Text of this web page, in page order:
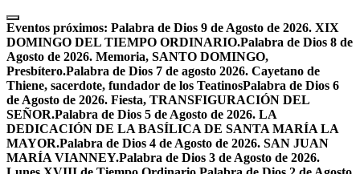
Skip
to
content
Eventos próximos: Palabra de Dios 9 de Agosto de 2026. XIX
DOMINGO DEL TIEMPO ORDINARIO.Palabra de Dios 8 de
Agosto de 2026. Memoria, SANTO DOMINGO,
Presbítero.Palabra de Dios 7 de agosto 2026. Cayetano de
Thiene, sacerdote, fundador de los TeatinosPalabra de Dios 6
de Agosto de 2026. Fiesta, TRANSFIGURACIÓN DEL
SEÑOR.Palabra de Dios 5 de Agosto de 2026. LA
DEDICACIÓN DE LA BASÍLICA DE SANTA MARÍA LA
MAYOR.Palabra de Dios 4 de Agosto de 2026. SAN JUAN
MARÍA VIANNEY.Palabra de Dios 3 de Agosto de 2026.